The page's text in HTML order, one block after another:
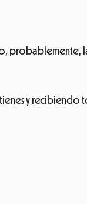
probablemente,
y